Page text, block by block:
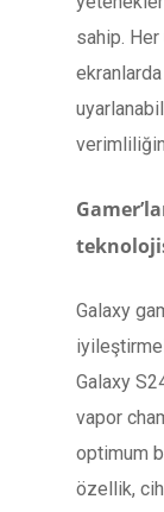
sahip.
Galaxy
Galaxy
vapor
optimum
özellik,